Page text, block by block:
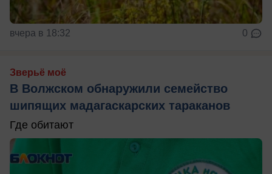
вчера в 18:32 0
Зверьё моё
В Волжском обнаружили семейство
шипящих мадагаскарских тараканов
Где обитают